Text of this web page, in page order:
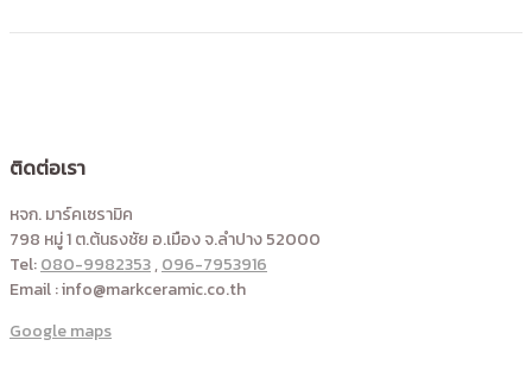
ติดต่อเรา
หจก. มาร์คเซรามิค
798 หมู่ 1 ต.ต้นธงชัย อ.เมือง จ.ลำปาง 52000
Tel:080-9982353,096-7953916
Email : info@markceramic.co.th
Google maps